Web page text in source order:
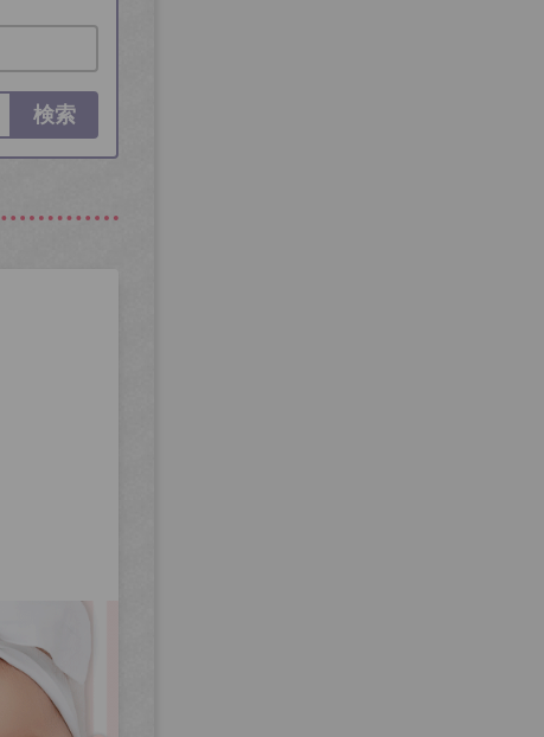
検索